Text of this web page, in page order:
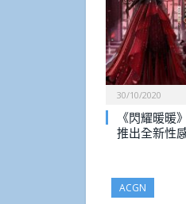
30/10/2020
《閃耀暖暖
推出全新性
ACGN